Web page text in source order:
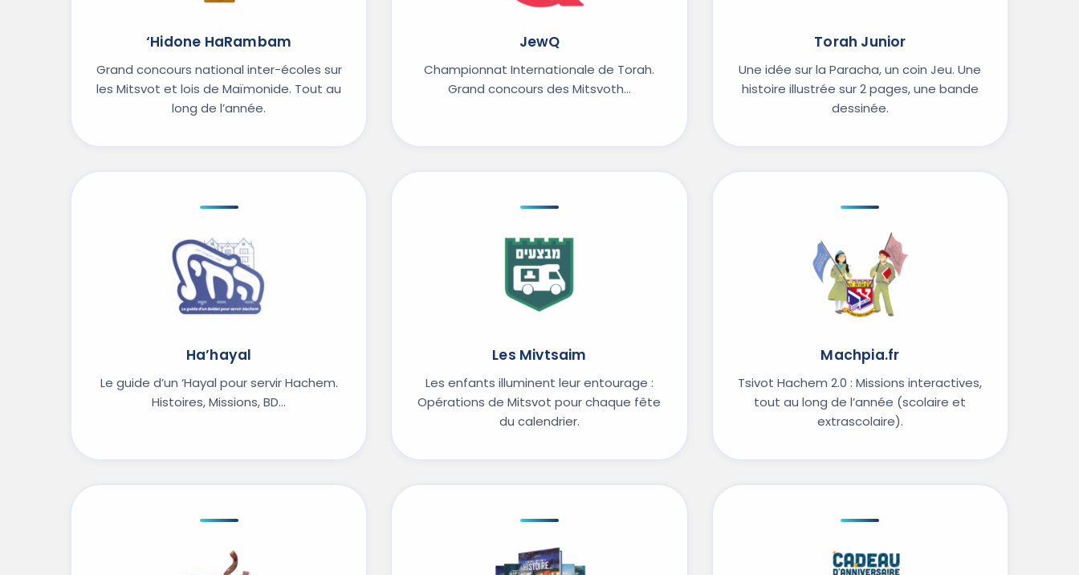
‘Hidone HaRambam
Grand concours national inter-écoles sur
les Mitsvot et lois de Maïmonide. Tout au
long de l’année.
JewQ
Championnat Internationale de Torah.
Grand concours des Mitsvoth…
Torah Junior
Une idée sur la Paracha, un coin Jeu. Une
histoire illustrée sur 2 pages, une bande
dessinée.
Ha’hayal
Le guide d’un ‘Hayal pour servir Hachem.
Histoires, Missions, BD…
Les Mivtsaim
Les enfants illuminent leur entourage :
Opérations de Mitsvot pour chaque fête
du calendrier.
Machpia.fr
Tsivot Hachem 2.0 : Missions interactives,
tout au long de l’année (scolaire et
extrascolaire).